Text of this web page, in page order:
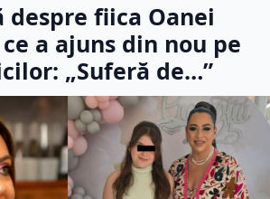
fiica Oanei
a ajuns din nou pe
„Suferă de…”